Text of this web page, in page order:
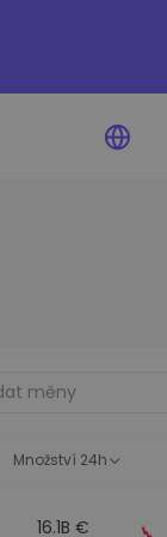
Množství 24h
16.1B €